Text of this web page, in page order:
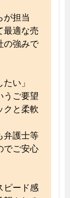
が担当
最適な売
の強みで
い」
うご要望
クと柔軟
弁護士等
でご安心
ピード感